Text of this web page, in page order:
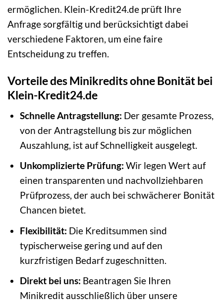
ermöglichen. Klein-Kredit24.de prüft Ihre
Anfrage sorgfältig und berücksichtigt dabei
verschiedene Faktoren, um eine faire
Entscheidung zu treffen.
Vorteile des Minikredits ohne Bonität bei
Klein-Kredit24.de
Schnelle Antragstellung: Der gesamte Prozess,
von der Antragstellung bis zur möglichen
Auszahlung, ist auf Schnelligkeit ausgelegt.
Unkomplizierte Prüfung: Wir legen Wert auf
einen transparenten und nachvollziehbaren
Prüfprozess, der auch bei schwächerer Bonität
Chancen bietet.
Flexibilität: Die Kreditsummen sind
typischerweise gering und auf den
kurzfristigen Bedarf zugeschnitten.
Direkt bei uns: Beantragen Sie Ihren
Minikredit ausschließlich über unsere